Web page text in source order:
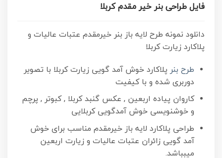
فایل طراحی بنر خیر مقدم کربلا
دانلود نمونه طرح لایه باز بنر خیرمقدم عتبات عالیات و
پلاکارد زیارت کربلا
طرح بنر پلاکارد خوش آمد گویی زیارت کربلا با تصویر
دوربری شده و با کیفیت
کاروان پیاده اربعین , عکس گنبد کربلا , کبوتر , پرچم
و خوشنویسی خوش آمدگویی کربلایی
طراحی پلاکارد لایه باز خیرمقدم مناسب برای خوش
آمد گویی زائران عتبات عالیات و زیارت اربعین
میبباشد.